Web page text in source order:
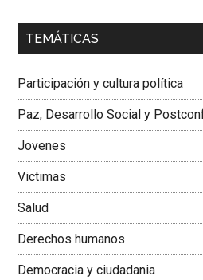
00:00
Dra. Carolina Corcho Mejía,
Colombiana
TEMÁTICAS
Participación y cultura política
Paz, Desarrollo Social y
Jovenes
Victimas
Salud
Derechos humanos
Democracia y ciudadania